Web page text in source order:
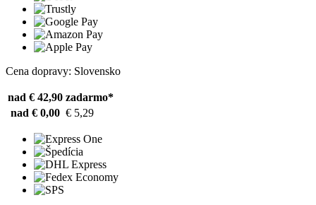
Cena dopravy: Slovensko
nad € 42,90 zadarmo*
nad € 0,00 € 5,29